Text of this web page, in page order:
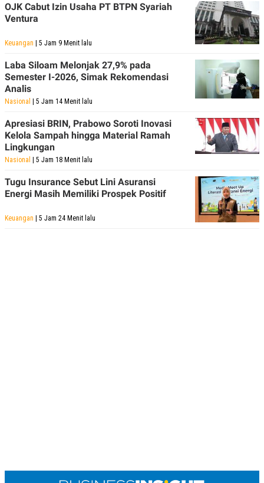
OJK Cabut Izin Usaha PT BTPN Syariah
Ventura
Keuangan | 5 Jam 9 Menit lalu
Laba Siloam Melonjak 27,9% pada
Semester I-2026, Simak Rekomendasi
Analis
Nasional | 5 Jam 14 Menit lalu
Apresiasi BRIN, Prabowo Soroti Inovasi
Kelola Sampah hingga Material Ramah
Lingkungan
Nasional | 5 Jam 18 Menit lalu
Tugu Insurance Sebut Lini Asuransi
Energi Masih Memiliki Prospek Positif
Keuangan | 5 Jam 24 Menit lalu